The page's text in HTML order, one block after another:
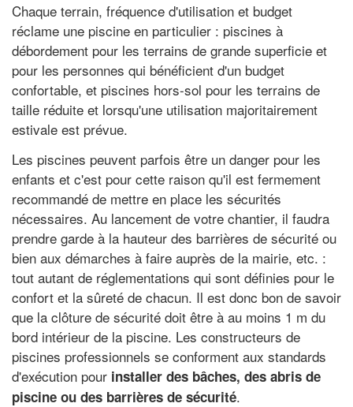
Chaque terrain, fréquence d'utilisation et budget
réclame une piscine en particulier : piscines à
débordement pour les terrains de grande superficie et
pour les personnes qui bénéficient d'un budget
confortable, et piscines hors-sol pour les terrains de
taille réduite et lorsqu'une utilisation majoritairement
estivale est prévue.
Les piscines peuvent parfois être un danger pour les
enfants et c'est pour cette raison qu'il est fermement
recommandé de mettre en place les sécurités
nécessaires. Au lancement de votre chantier, il faudra
prendre garde à la hauteur des barrières de sécurité ou
bien aux démarches à faire auprès de la mairie, etc. :
tout autant de réglementations qui sont définies pour le
confort et la sûreté de chacun. Il est donc bon de savoir
que la clôture de sécurité doit être à au moins 1 m du
bord intérieur de la piscine. Les constructeurs de
piscines professionnels se conforment aux standards
d'exécution pour installer des bâches, des abris de
piscine ou des barrières de sécurité.